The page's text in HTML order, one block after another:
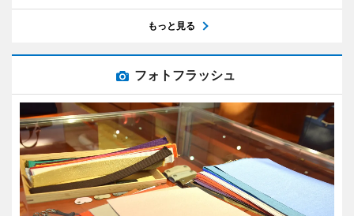
もっと見る
フォトフラッシュ